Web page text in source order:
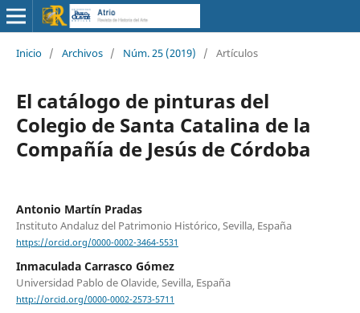
Inicio / Archivos / Núm. 25 (2019) / Artículos
El catálogo de pinturas del
Colegio de Santa Catalina de la
Compañía de Jesús de Córdoba
Antonio Martín Pradas
Instituto Andaluz del Patrimonio Histórico, Sevilla, España
https://orcid.org/0000-0002-3464-5531
Inmaculada Carrasco Gómez
Universidad Pablo de Olavide, Sevilla, España
http://orcid.org/0000-0002-2573-5711